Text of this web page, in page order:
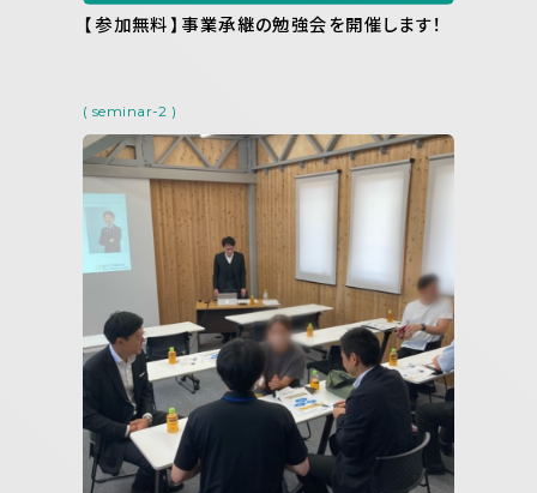
【参加無料】事業承継の勉強会を開催します！
( seminar-2 )